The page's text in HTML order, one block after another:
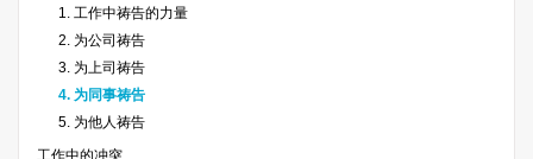
1. 工作中祷告的力量
2. 为公司祷告
3. 为上司祷告
4. 为同事祷告
5. 为他人祷告